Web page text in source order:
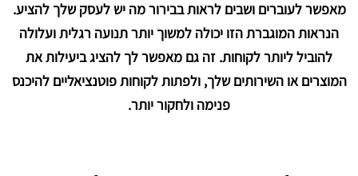
מאפשר לעוברים ושבים לראות בבירור מה יש לעסק שלך להציע.
הנראות המוגברת הזו יכולה למשוך יותר תנועה רגלית ועלולה
להוביל ליותר לקוחות. זה גם מאפשר לך להציג ביעילות את
המוצרים או השירותים שלך, ולפתות לקוחות פוטנציאליים להיכנס
פנימה ולחקור יותר.